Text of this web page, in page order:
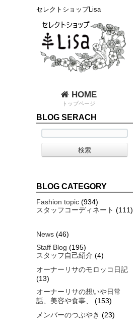
セレクトショップLisa
HOME
トップページ
BLOG SERACH
BLOG CATEGORY
Fashion topic (934)
スタッフコーディネート (111)
News (46)
Staff Blog (195)
スタッフ自己紹介 (4)
オーナーリサのモロッコ日記
(13)
オーナーリサの想いや日常
話、美容や食事、
(153)
メンバーのつぶやき (23)